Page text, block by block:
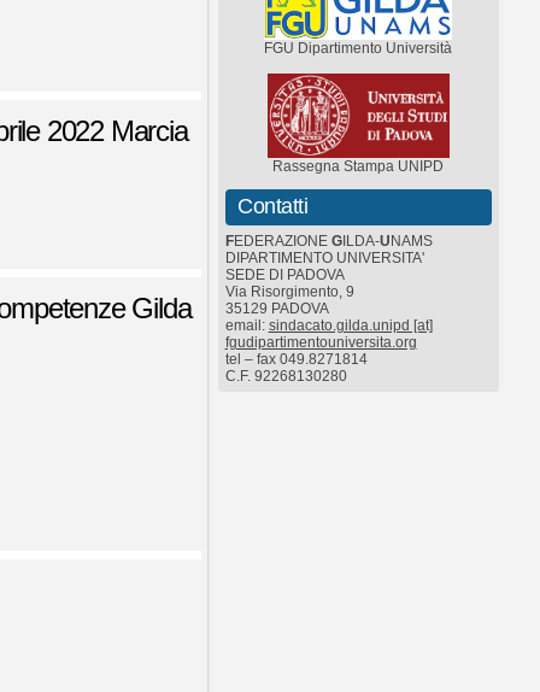
2022 Marcia
Gilda
FGU Dipartimento Università
Rassegna Stampa UNIPD
Contatti
FEDERAZIONEGILDA-U NAMS
DIPARTIMENTO UNIVERSITA'
SEDE DI PADOVA
Via Risorgimento, 9
35129 PADOVA
email: sindacato.gilda.unipd [at]
fgudipartimentouniversita.org
tel – fax 049.8271814
C.F. 92268130280